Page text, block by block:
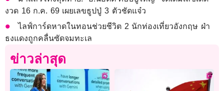
งวด 16 ก.ค. 69 เผยเลขธูปปู่ 3 ตัวชัดแจ๋ว
ไลฟ์การ์ดหาดในทอนช่วยชีวิต 2 นักท่องเที่ยวอังกฤษ ฝ่า
ธงแดงถูกคลื่นซัดจมทะเล
ข่าวล่าสุด